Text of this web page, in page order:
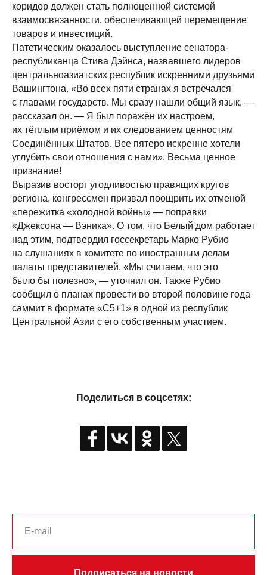
коридор должен стать полноценной системой
взаимосвязанности, обеспечивающей перемещение
товаров и инвестиций.
Патетическим оказалось выступление сенатора-
республиканца Стива Дэйнса, назвавшего лидеров
центральноазиатских республик искренними друзьями
Вашингтона. «Во всех пяти странах я встречался
с главами государств. Мы сразу нашли общий язык, —
рассказал он. — Я был поражён их настроем,
их тёплым приёмом и их следованием ценностям
Соединённых Штатов. Все пятеро искренне хотели
углубить свои отношения с нами». Весьма ценное
признание!
Выразив восторг угодливостью правящих кругов
региона, конгрессмен призвал поощрить их отменой
«пережитка «холодной войны» — поправки
«Джексона — Вэника». О том, что Белый дом работает
над этим, подтвердил госсекретарь Марко Рубио
на слушаниях в комитете по иностранным делам
палаты представителей. «Мы считаем, что это
было бы полезно», — уточнил он. Также Рубио
сообщил о планах провести во второй половине года
саммит в формате «C5+1» в одной из республик
Центральной Азии с его собственным участием.
Поделиться в соцсетях:
Подписаться на новости